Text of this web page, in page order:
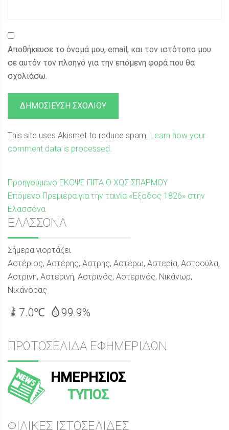
Αποθήκευσε το όνομά μου, email, και τον ιστότοπο μου
σε αυτόν τον πλοηγό για την επόμενη φορά που θα
σχολιάσω.
This site uses Akismet to reduce spam. Learn how your
comment data is processed.
Πλοήγηση
άρθρων
Προηγούμενο Προηγούμενη
δημοσίευση:
ΕΚΟΨΕ ΠΙΤΑ Ο ΧΟΣ ΣΠΑΡΜΟΥ
Επόμενο Επόμενη
δημοσίευση:
Πρεμιέρα για την ταινία «Έξοδος 1826» στην
Ελασσόνα
Sidebar
ΕΛΑΣΣΟΝΑ
Σήμερα γιορτάζει
Αστέριος, Αστέρης, Αστρης, Αστέρω, Αστερία, Αστρούλα,
Αστρινή, Αστερινή, Αστρινός, Αστερινός, Νικάνωρ,
Νικάνορας
7.0℃ 99.9%
ΠΡΩΤΟΣΕΛΙΔΑ ΕΦΗΜΕΡΙΔΩΝ
ΗΜΕΡΗΣΙΟΣ
ΤΥΠΟΣ
ΦΙΛΙΚΕΣ ΙΣΤΟΣΕΛΙΔΕΣ